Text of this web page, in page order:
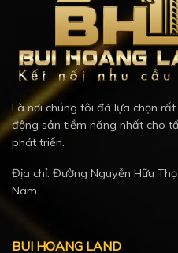
Là nơi chúng tôi đã lựa chọn
động sản tiềm năng nhất cho
phát triển.
Địa chỉ: Đường Nguyễn Hữu
Nam
BUI HOANG LAND